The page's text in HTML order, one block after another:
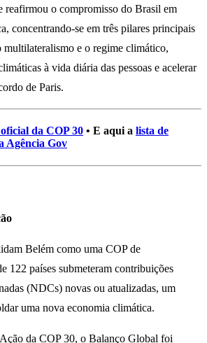
reafirmou o compromisso do Brasil em
concentrando-se em três pilares principais
e o regime climático,
à vida diária das pessoas e acelerar
de Paris.
da COP 30 • E aqui a lista de
Agência Gov
Belém como uma COP de
122 países submeteram contribuições
(NDCs) novas ou atualizadas, um
uma nova economia climática.
da COP 30, o Balanço Global foi